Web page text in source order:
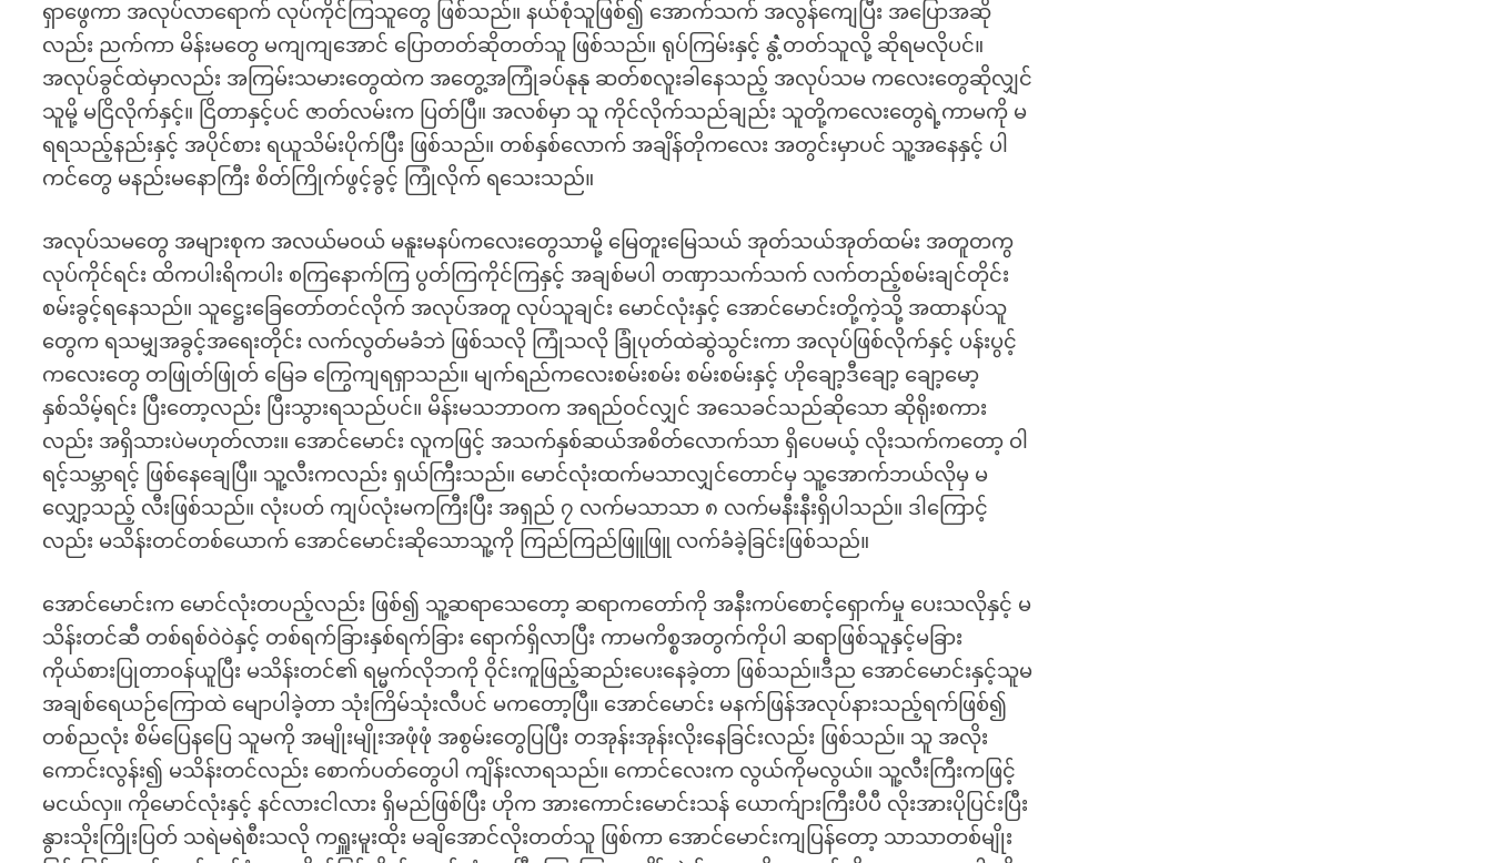
ရှာဖွေကာ အလုပ်လာရောက် လုပ်ကိုင်ကြသူတွေ ဖြစ်သည်။ နယ်စုံသူဖြစ်၍ အောက်သက် အလွန်ကျေပြီး အပြောအဆို
လည်း ညက်ကာ မိန်းမတွေ မကျကျအောင် ပြောတတ်ဆိုတတ်သူ ဖြစ်သည်။ ရုပ်ကြမ်းနှင့် နွံဲ့တတ်သူလို့ ဆိုရမလိုပင်။
အလုပ်ခွင်ထဲမှာလည်း အကြမ်းသမားတွေထဲက အတွေ့အကြုံခပ်နုနု ဆတ်စလူးခါနေသည့် အလုပ်သမ ကလေးတွေဆိုလျှင်
သူမို့ မငြိလိုက်နှင့်။ ငြိတာနှင့်ပင် ဇာတ်လမ်းက ပြတ်ပြီ။ အလစ်မှာ သူ ကိုင်လိုက်သည်ချည်း သူတို့ကလေးတွေရဲ့ကာမကို မ
ရရသည့်နည်းနှင့် အပိုင်စား ရယူသိမ်းပိုက်ပြီး ဖြစ်သည်။ တစ်နှစ်လောက် အချိန်တိုကလေး အတွင်းမှာပင် သူ့အနေနှင့် ပါ
ကင်တွေ မနည်းမနောကြီး စိတ်ကြိုက်ဖွင့်ခွင့် ကြုံလိုက် ရသေးသည်။
အလုပ်သမတွေ အများစုက အလယ်မဝယ် မနူးမနပ်ကလေးတွေသာမို့ မြေတူးမြေသယ် အုတ်သယ်အုတ်ထမ်း အတူတကွ
လုပ်ကိုင်ရင်း ထိကပါးရိကပါး စကြနောက်ကြ ပွတ်ကြကိုင်ကြနှင့် အချစ်မပါ တဏှာသက်သက် လက်တည့်စမ်းချင်တိုင်း
စမ်းခွင့်ရနေသည်။ သူဋ္ဌေးခြေတော်တင်လိုက် အလုပ်အတူ လုပ်သူချင်း မောင်လုံးနှင့် အောင်မောင်းတို့ကဲ့သို့ အထာနပ်သူ
တွေက ရသမျှအခွင့်အရေးတိုင်း လက်လွတ်မခံဘဲ ဖြစ်သလို ကြုံသလို ခြုံပုတ်ထဲဆွဲသွင်းကာ အလုပ်ဖြစ်လိုက်နှင့် ပန်းပွင့်
ကလေးတွေ တဖြုတ်ဖြုတ် မြေခ ကြွေကျရရှာသည်။ မျက်ရည်ကလေးစမ်းစမ်း စမ်းစမ်းနှင့် ဟိုချော့ဒီချော့ ချော့မော့
နှစ်သိမ့်ရင်း ပြီးတော့လည်း ပြီးသွားရသည်ပင်။ မိန်းမသဘာဝက အရည်ဝင်လျှင် အသေခင်သည်ဆိုသော ဆိုရိုးစကား
လည်း အရှိသားပဲမဟုတ်လား။ အောင်မောင်း လူကဖြင့် အသက်နှစ်ဆယ်အစိတ်လောက်သာ ရှိပေမယ့် လိုးသက်ကတော့ ဝါ
ရင့်သမ္ဘာရင့် ဖြစ်နေချေပြီ။ သူ့လီးကလည်း ရှယ်ကြီးသည်။ မောင်လုံးထက်မသာလျှင်တောင်မှ သူ့အောက်ဘယ်လိုမှ မ
လျှော့သည့် လီးဖြစ်သည်။ လုံးပတ် ကျပ်လုံးမကကြီးပြီး အရှည် ၇ လက်မသာသာ ၈ လက်မနီးနီးရှိပါသည်။ ဒါကြောင့်
လည်း မသိန်းတင်တစ်ယောက် အောင်မောင်းဆိုသောသူ့ကို ကြည်ကြည်ဖြူဖြူ လက်ခံခဲ့ခြင်းဖြစ်သည်။
အောင်မောင်းက မောင်လုံးတပည့်လည်း ဖြစ်၍ သူ့ဆရာသေတော့ ဆရာကတော်ကို အနီးကပ်စောင့်ရှောက်မှု ပေးသလိုနှင့် မ
သိန်းတင်ဆီ တစ်ရစ်ဝဲဝဲနှင့် တစ်ရက်ခြားနှစ်ရက်ခြား ရောက်ရှိလာပြီး ကာမကိစ္စအတွက်ကိုပါ ဆရာဖြစ်သူနှင့်မခြား
ကိုယ်စားပြုတာဝန်ယူပြီး မသိန်းတင်၏ ရမ္မက်လိုဘကို ဝိုင်းကူဖြည့်ဆည်းပေးနေခဲ့တာ ဖြစ်သည်။ဒီည အောင်မောင်းနှင့်သူမ
အချစ်ရေယဉ်ကြောထဲ မျောပါခဲ့တာ သုံးကြိမ်သုံးလီပင် မကတော့ပြီ။ အောင်မောင်း မနက်ဖြန်အလုပ်နားသည့်ရက်ဖြစ်၍
တစ်ညလုံး စိမ်ပြေနပြေ သူမကို အမျိုးမျိုးအဖုံဖုံ အစွမ်းတွေပြပြီး တအုန်းအုန်းလိုးနေခြင်းလည်း ဖြစ်သည်။ သူ အလိုး
ကောင်းလွန်း၍ မသိန်းတင်လည်း စောက်ပတ်တွေပါ ကျိန်းလာရသည်။ ကောင်လေးက လွယ်ကိုမလွယ်။ သူ့လီးကြီးကဖြင့်
မငယ်လှ။ ကိုမောင်လုံးနှင့် နင်လားငါလား ရှိမည်ဖြစ်ပြီး ဟိုက အားကောင်းမောင်းသန် ယောက်ျားကြီးပီပီ လိုးအားပိုပြင်းပြီး
နွားသိုးကြိုးပြတ် သရဲမရဲစီးသလို ကရှူးမူးထိုး မချိအောင်လိုးတတ်သူ ဖြစ်ကာ အောင်မောင်းကျပြန်တော့ သာသာတစ်မျိုး